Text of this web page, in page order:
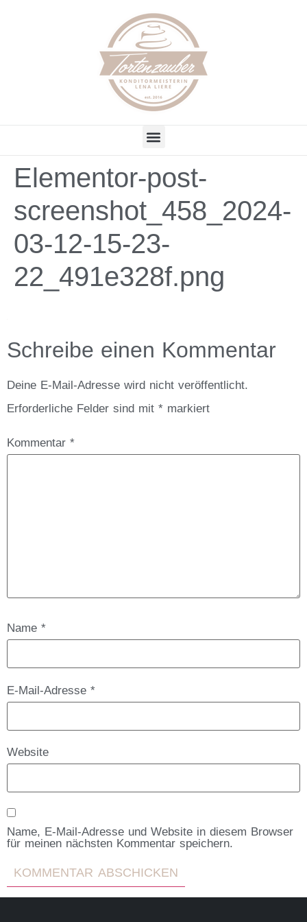
Elementor-post-
screenshot_458_2024-
03-12-15-23-
22_491e328f.png
Schreibe einen Kommentar
Deine E-Mail-Adresse wird nicht veröffentlicht.
Erforderliche Felder sind mit * markiert
Kommentar *
Name *
E-Mail-Adresse *
Website
Name, E-Mail-Adresse und Website in diesem Browser
für meinen nächsten Kommentar speichern.